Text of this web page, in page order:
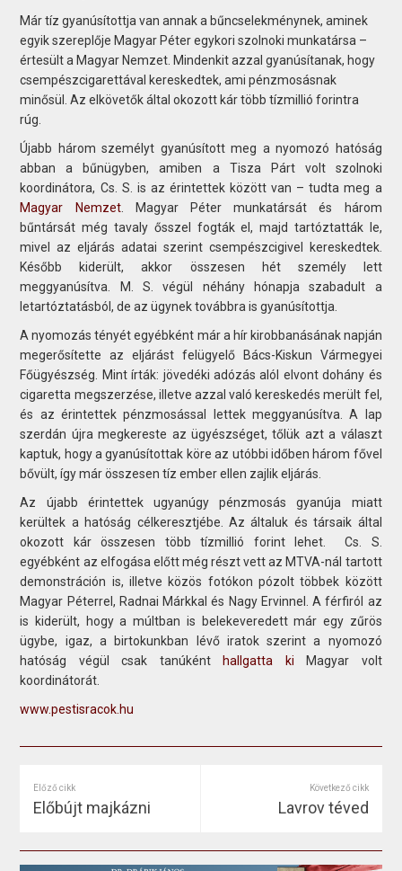
Már tíz gyanúsítottja van annak a bűncselekménynek, aminek
egyik szereplője Magyar Péter egykori szolnoki munkatársa –
értesült a Magyar Nemzet. Mindenkit azzal gyanúsítanak, hogy
csempészcigarettával kereskedtek, ami pénzmosásnak
minősül. Az elkövetők által okozott kár több tízmillió forintra
rúg.
Újabb három személyt gyanúsított meg a nyomozó hatóság
abban a bűnügyben, amiben a Tisza Párt volt szolnoki
koordinátora, Cs. S. is az érintettek között van – tudta meg a
Magyar Nemzet. Magyar Péter munkatársát és három
bűntársát még tavaly ősszel fogták el, majd tartóztatták le,
mivel az eljárás adatai szerint csempészcigivel kereskedtek.
Később kiderült, akkor összesen hét személy lett
meggyanúsítva. M. S. végül néhány hónapja szabadult a
letartóztatásból, de az ügynek továbbra is gyanúsítottja.
A nyomozás tényét egyébként már a hír kirobbanásának napján
megerősítette az eljárást felügyelő Bács-Kiskun Vármegyei
Főügyészség. Mint írták: jövedéki adózás alól elvont dohány és
cigaretta megszerzése, illetve azzal való kereskedés merült fel,
és az érintettek pénzmosással lettek meggyanúsítva. A lap
szerdán újra megkereste az ügyészséget, tőlük azt a választ
kaptuk, hogy a gyanúsítottak köre az utóbbi időben három fővel
bővült, így már összesen tíz ember ellen zajlik eljárás.
Az újabb érintettek ugyanúgy pénzmosás gyanúja miatt
kerültek a hatóság célkeresztjébe. Az általuk és társaik által
okozott kár összesen több tízmillió forint lehet. Cs. S.
egyébként az elfogása előtt még részt vett az MTVA-nál tartott
demonstráción is, illetve közös fotókon pózolt többek között
Magyar Péterrel, Radnai Márkkal és Nagy Ervinnel. A férfiról az
is kiderült, hogy a múltban is belekeveredett már egy zűrös
ügybe, igaz, a birtokunkban lévő iratok szerint a nyomozó
hatóság végül csak tanúként
hallgatta ki Magyar volt
koordinátorát.
www.pestisracok.hu
Előző cikk
Előbújt majkázni
Következő cikk
Lavrov téved